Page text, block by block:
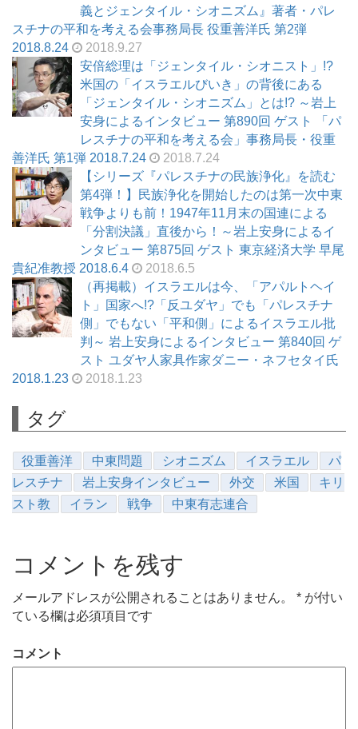
義とジェンタイル・シオニズム』著者・パレ
スチナの平和を考える会事務局長 役重善洋氏 第2弾
2018.8.24
2018.9.27
安倍総理は「ジェンタイル・シオニスト」!?
米国の「イスラエルびいき」の背後にある
「ジェンタイル・シオニズム」とは!? ～岩上
安身によるインタビュー 第890回 ゲスト 「パ
レスチナの平和を考える会」事務局長・役重
善洋氏 第1弾 2018.7.24
2018.7.24
【シリーズ『パレスチナの民族浄化』を読む
第4弾！】民族浄化を開始したのは第一次中東
戦争よりも前！1947年11月末の国連による
「分割決議」直後から！～岩上安身によるイ
ンタビュー 第875回 ゲスト 東京経済大学 早尾
貴紀准教授 2018.6.4
2018.6.5
（再掲載）イスラエルは今、「アパルトヘイ
ト」国家へ!?「反ユダヤ」でも「パレスチナ
側」でもない「平和側」によるイスラエル批
判～ 岩上安身によるインタビュー 第840回 ゲ
スト ユダヤ人家具作家ダニー・ネフセタイ氏
2018.1.23
2018.1.23
タグ
役重善洋 中東問題 シオニズム イスラエル
パ
レスチナ
岩上安身インタビュー 外交 米国
キリ
スト教
イラン 戦争 中東有志連合
コメントを残す
メールアドレスが公開されることはありません。 * が付い
ている欄は必須項目です
コメント